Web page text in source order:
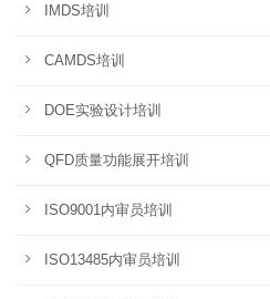
IMDS培训
CAMDS培训
DOE实验设计培训
QFD质量功能展开培训
ISO9001内审员培训
ISO13485内审员培训